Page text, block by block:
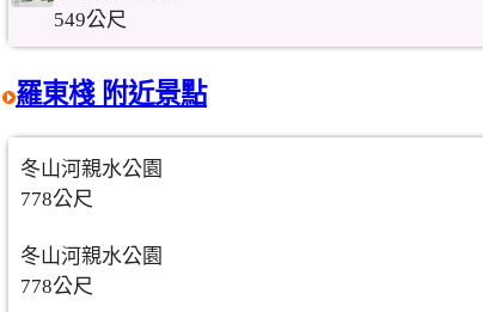
549公尺
羅東棧 附近景點
冬山河親水公園
778公尺
冬山河親水公園
778公尺